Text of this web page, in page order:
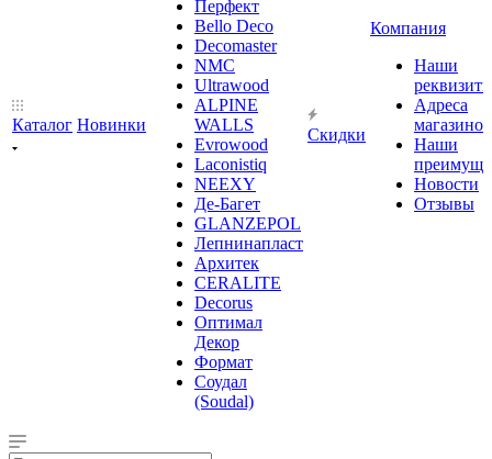
Каталог Новинки
Перфект
Bello Deco
Decomaster
NMС
Ultrawood
ALPINE
WALLS
Evrowood
Laconistiq
NEEXY
Де-Багет
GLANZEPOL
Лепнинапласт
Архитек
CERALITE
Decorus
Оптимал
Декор
Формат
Соудал
(Soudal)
Скидки
Компания
Наши
Адреса
магазинов
Наши
Новости
Отзывы